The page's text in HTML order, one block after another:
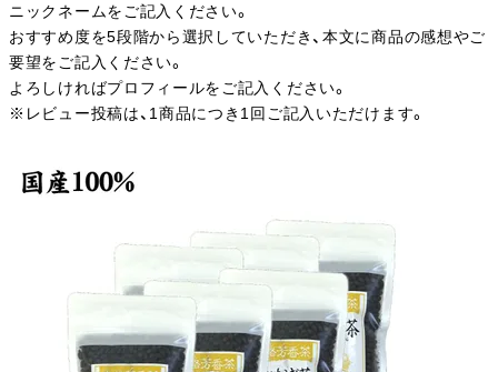
ニックネームをご記入ください。
おすすめ度を5段階から選択していただき、本文に商品の感想やご
要望をご記入ください。
よろしければプロフィールをご記入ください。
※レビュー投稿は、1商品につき1回ご記入いただけます。